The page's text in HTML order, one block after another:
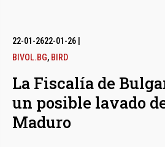
22-01-2622-01-26
BIVOL.BG, BIRD
La Fiscalía de
un posible lavado
Maduro